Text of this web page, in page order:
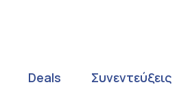
Deals Συνεντεύξεις